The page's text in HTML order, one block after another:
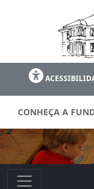
CONHEÇA A